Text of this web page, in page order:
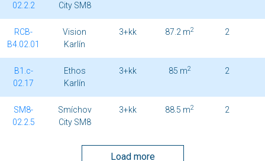
02.2.2
City SM8
RCB-
B4.02.01
Vision
Karlín
3+kk 87.2 m2 2
B1.c-
02.17
Ethos
Karlín
3+kk 85 m2 2
SM8-
02.2.5
Smíchov
City SM8
3+kk 88.5 m2 2
Load more